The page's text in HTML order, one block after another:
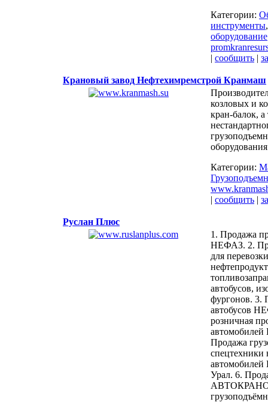
Категории:
инструменты
оборудование
| сообщить |
Крановый завод Нефтехимремстрой Кранмаш
козловых и
кран-балок, а
Категории:
| сообщить |
Руслан Плюс
1. Продажа
НЕФАЗ. 2.
для
автобусов,
фургонов. 3.
автобусов
розничная
Продажа
спецтехники
Урал. 6.